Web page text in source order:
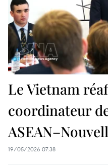
Le Vietnam
coordinateur
19/05/2026 07:38